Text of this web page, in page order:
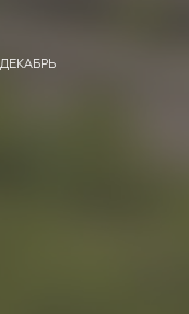
ДЕКАБРЬ